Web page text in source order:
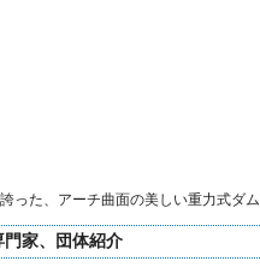
った、アーチ曲面の美しい重力式ダム
家、団体紹介